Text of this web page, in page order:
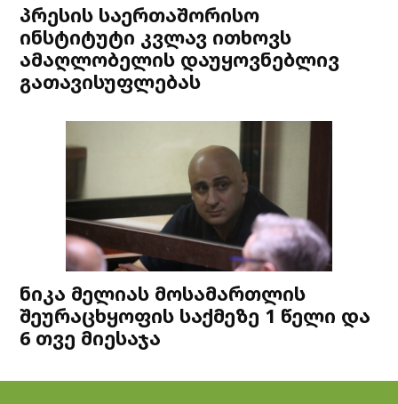
პრესის საერთაშორისო
ინსტიტუტი კვლავ ითხოვს
ამაღლობელის დაუყოვნებლივ
გათავისუფლებას
ნიკა მელიას მოსამართლის
შეურაცხყოფის საქმეზე 1 წელი და
6 თვე მიესაჯა